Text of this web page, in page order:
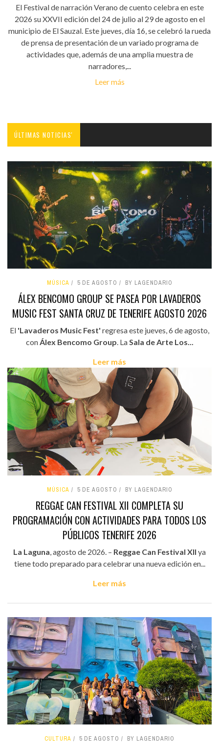
El Festival de narración Verano de cuento celebra en este
2026 su XXVII edición del 24 de julio al 29 de agosto en el
municipio de El Sauzal. Este jueves, día 16, se celebró la rueda
de prensa de presentación de un variado programa de
actividades que, además de una amplia muestra de
narradores,...
Leer más
ÚLTIMAS NOTICIAS'
MÚSICA 5 DE AGOSTO BY LAGENDARIO
ÁLEX BENCOMO GROUP SE PASEA POR LAVADEROS
MUSIC FEST SANTA CRUZ DE TENERIFE AGOSTO 2026
El 'Lavaderos Music Fest' regresa este jueves, 6 de agosto,
conÁlex Bencomo Group. LaSala de Arte Los...
Leer más
MÚSICA 5 DE AGOSTO BY LAGENDARIO
REGGAE CAN FESTIVAL XII COMPLETA SU
PROGRAMACIÓN CON ACTIVIDADES PARA TODOS LOS
PÚBLICOS TENERIFE 2026
La Laguna , agosto de 2026. – Reggae Can Festival XII ya
tiene todo preparado para celebrar una nueva edición en...
Leer más
CULTURA 5 DE AGOSTO BY LAGENDARIO